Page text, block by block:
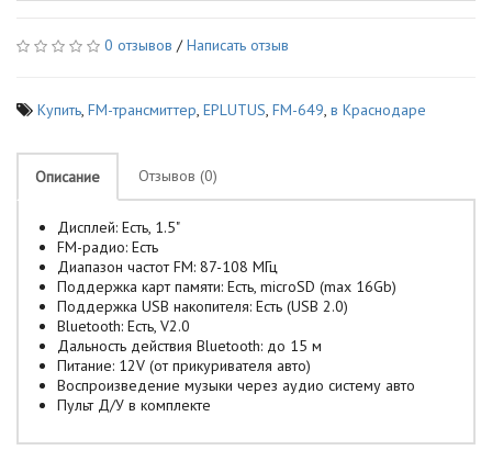
0 отзывов /Написать отзыв
Купить, FM-трансмиттер, EPLUTUS, FM-649, в Краснодаре
Описание Отзывов (0)
Дисплей: Есть, 1.5"
FM-радио: Есть
Диапазон частот FM: 87-108 МГц
Поддержка карт памяти: Есть, microSD (max 16Gb)
Поддержка USB накопителя: Есть (USB 2.0)
Bluetooth: Есть, V2.0
Дальность действия Bluetooth: до 15 м
Питание: 12V (от прикуривателя авто)
Воспроизведение музыки через аудио систему авто
Пульт Д/У в комплекте